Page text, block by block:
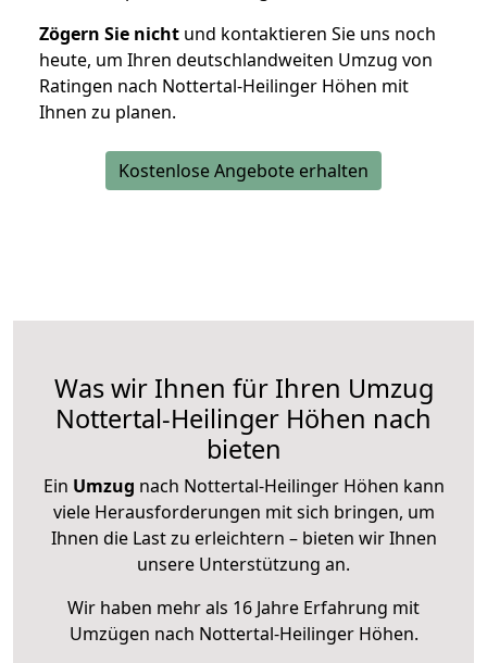
Zögern Sie nicht und kontaktieren Sie uns noch
heute, um Ihren deutschlandweiten Umzug von
Ratingen nach Nottertal-Heilinger Höhen mit
Ihnen zu planen.
Kostenlose Angebote erhalten
Was wir Ihnen für Ihren Umzug
Nottertal-Heilinger Höhen nach
bieten
Ein Umzug nach Nottertal-Heilinger Höhen kann
viele Herausforderungen mit sich bringen, um
Ihnen die Last zu erleichtern – bieten wir Ihnen
unsere Unterstützung an.
Wir haben mehr als 16 Jahre Erfahrung mit
Umzügen nach Nottertal-Heilinger Höhen.